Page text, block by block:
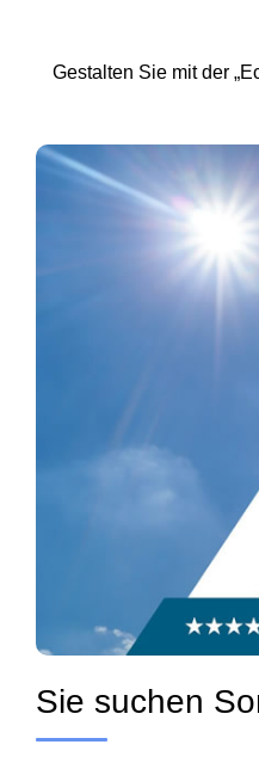
Gestalten Sie mit der
Sie suchen